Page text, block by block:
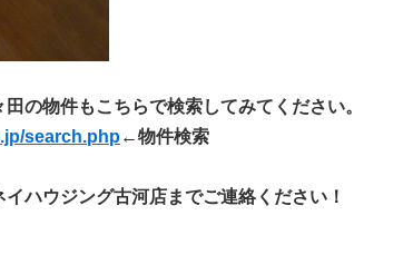
の物件もこちらで検索してみてください。
search.php←物件検索
ハウジング古河店までご連絡ください！